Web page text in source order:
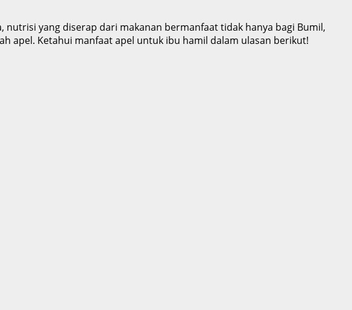
yang diserap dari makanan bermanfaat tidak hanya bagi Bumil,
apel. Ketahui manfaat apel untuk ibu hamil dalam ulasan berikut!